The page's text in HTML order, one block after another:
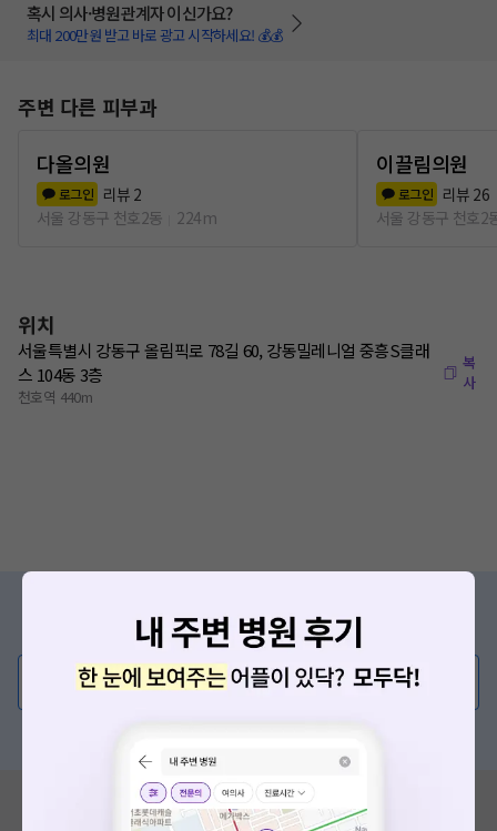
혹시 의사·병원관계자 이신가요?
최대 200만원 받고 바로 광고 시작하세요! 💰💰
주변 다른 피부과
다올의원
로그인 리뷰 2
서울 강동구 천호2동
224m
이끌림의원
로그인 리뷰 26
서울 강동구 천호2
위치
서울특별시 강동구 올림픽로 78길 60, 강동밀레니얼 중흥S클래
스 104동 3층
천호역 440m
복
사
증상/치료, 궁금한 점이 있나요?
의사가 직접 답해드려요!
💬 무엇이든 물어보세요
혹시 잘못된 병원정보가 있나요?
모두닥 팀에 알려주세요!